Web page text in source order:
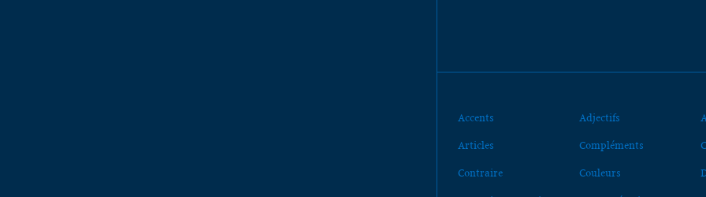
Accents Adjectifs
Articles Compléments
Contraire Couleurs